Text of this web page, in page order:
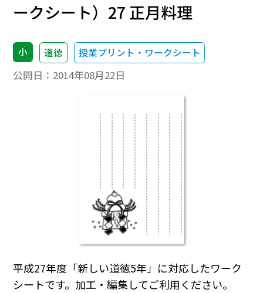
ークシート）27 正月料理
小 道徳 授業プリント・ワークシート
公開日： 2014年08月22日
平成27年度「新しい道徳5年」に対応したワーク
シートです。加工・編集してご利用ください。